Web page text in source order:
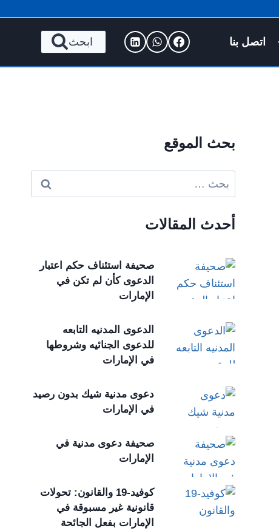
اتصل بنا ابحث
بحث الموقع
البحث
عن:
أحدث المقالات
صحيفة استئناف حكم اعتبار
الدعوى كأن لم تكن في
الإمارات
الدعوى المدنيه التابعه
للدعوى الجنائيه وشروطها
في الإمارات
دعوى مدنية شيك بدون رصيد
في الإمارات
صحيفة دعوى مدنية في
الإمارات
كوفيد-19 والقانون: تحولات
قانونية غير مسبوقة في
الإمارات بفعل الجائحة